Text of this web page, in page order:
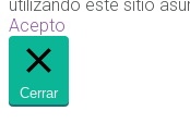
utilizando este sitio
Acepto
Cerrar